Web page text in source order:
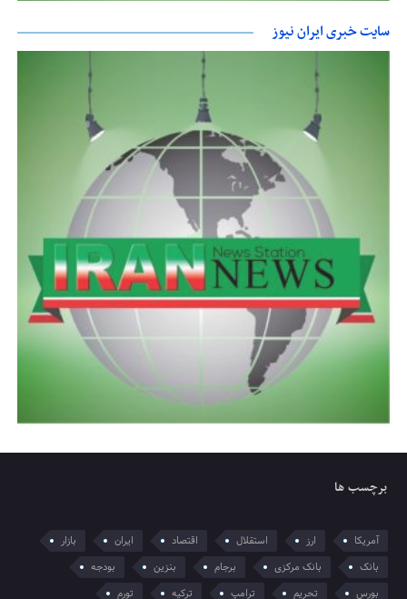
سایت خبری ایران نیوز
برچسب ها
آمریکا ارز استقلال اقتصاد ایران
بازار
بانک
بانک مرکزی برجام بنزین
بودجه
بورس
تحریم ترامپ ترکیه تورم